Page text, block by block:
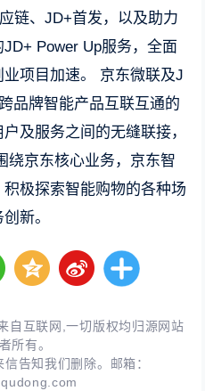
链、JD+首发，以及助力
Power Up服务，全面
项目加速。 京东微联及J
品牌智能产品互联互通的
及服务之间的无缝联接，
绕京东核心业务，京东智
极探索智能购物的各种场
新。
自互联网,一切版权均归源网站
所有。
告知我们删除。邮箱：